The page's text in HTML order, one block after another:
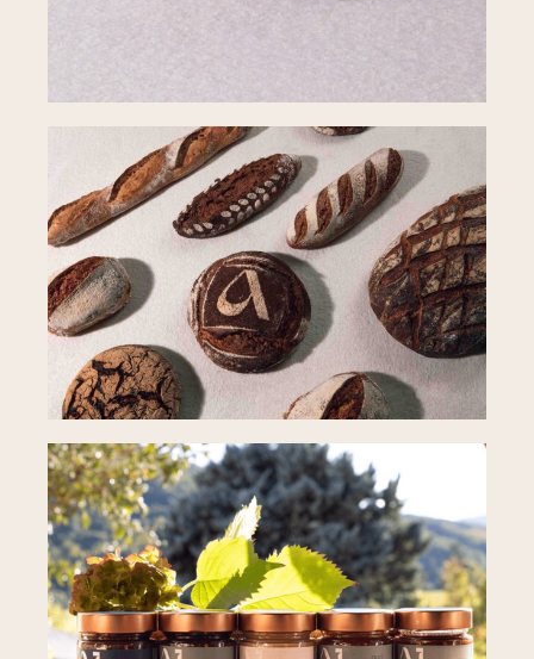
VIENNOISERIES
PAINS